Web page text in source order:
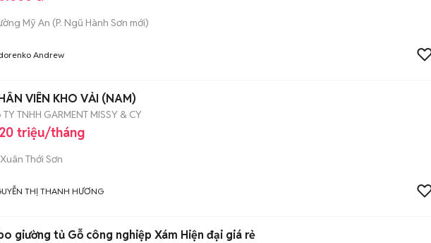
Mỹ An (P. Ngũ Hành Sơn mới)
Andrew
VIÊN KHO VẢI (NAM)
TNHH GARMENT MISSY & CY
triệu/tháng
Thới Sơn
THỊ THANH HƯƠNG
giường tủ Gỗ công nghiệp Xám Hiện đại giá rẻ